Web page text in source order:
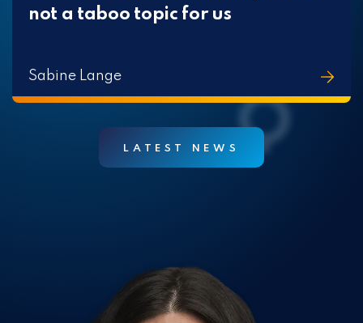
not a taboo topic for us
Sabine Lange
LATEST NEWS